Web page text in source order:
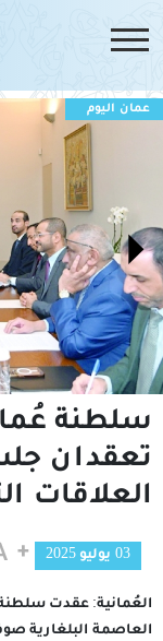
عمان اليوم
سلطنة
تعقدان
العلاقات
03 يوليو 2025
العُمانية: عقدت
العاصمة البلغارية